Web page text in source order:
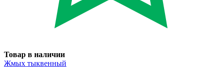
Товар в наличии
Жмых тыквенный